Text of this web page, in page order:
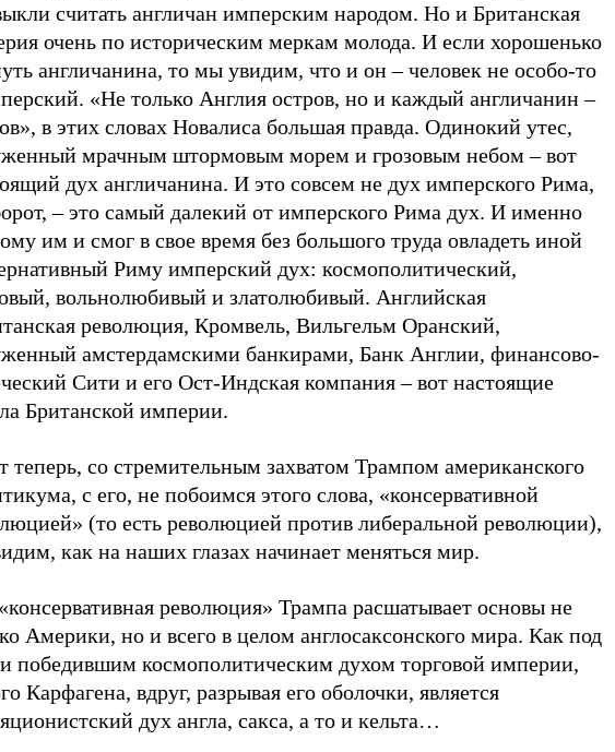
считать англичан имперским народом. Но и Британская
очень по историческим меркам молода. И если хорошенько
англичанина, то мы увидим, что и он – человек не особо-то
«Не только Англия остров, но и каждый англичанин –
в этих словах Новалиса большая правда. Одинокий утес,
мрачным штормовым морем и грозовым небом – вот
дух англичанина. И это совсем не дух имперского Рима,
– это самый далекий от имперского Рима дух. И именно
им и смог в свое время без большого труда овладеть иной
Риму имперский дух: космополитический,
вольнолюбивый и златолюбивый. Английская
революция, Кромвель, Вильгельм Оранский,
амстердамскими банкирами, Банк Англии, финансово-
Сити и его Ост-Индская компания – вот настоящие
Британской империи.
теперь, со стремительным захватом Трампом американского
с его, не побоимся этого слова, «консервативной
(то есть революцией против либеральной революции),
как на наших глазах начинает меняться мир.
революция» Трампа расшатывает основы не
Америки, но и всего в целом англосаксонского мира. Как под
победившим космополитическим духом торговой империи,
Карфагена, вдруг, разрывая его оболочки, является
дух англа, сакса, а то и кельта…